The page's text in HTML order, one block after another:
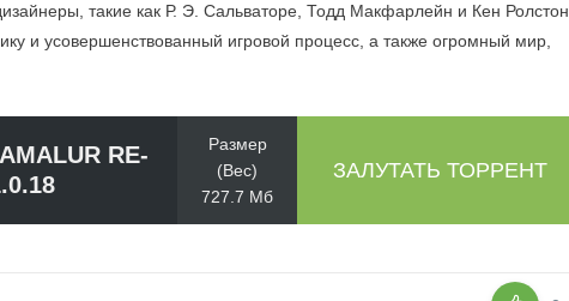
такие как Р. Э. Сальваторе, Тодд Макфарлейн и Кен Ролстон.
и усовершенствованный игровой процесс, а также огромный мир,
RE-
Размер
(Вес)
727.7 Мб
ЗАЛУТАТЬ ТОРРЕНТ